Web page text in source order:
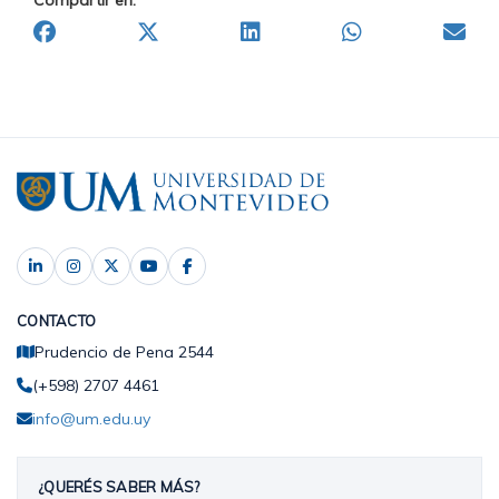
CONTACTO
Prudencio de Pena 2544
(+598) 2707 4461
info@um.edu.uy
¿QUERÉS SABER MÁS?